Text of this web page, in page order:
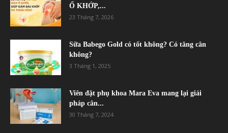
Ổ KHỚP,...
23 Tháng 7, 2026
Sữa Babego Gold có tốt không? Có tăng cân
không?
3 Tháng 1, 2025
Viên đặt phụ khoa Mara Eva mang lại giải
pháp cân...
30 Tháng 7, 2024